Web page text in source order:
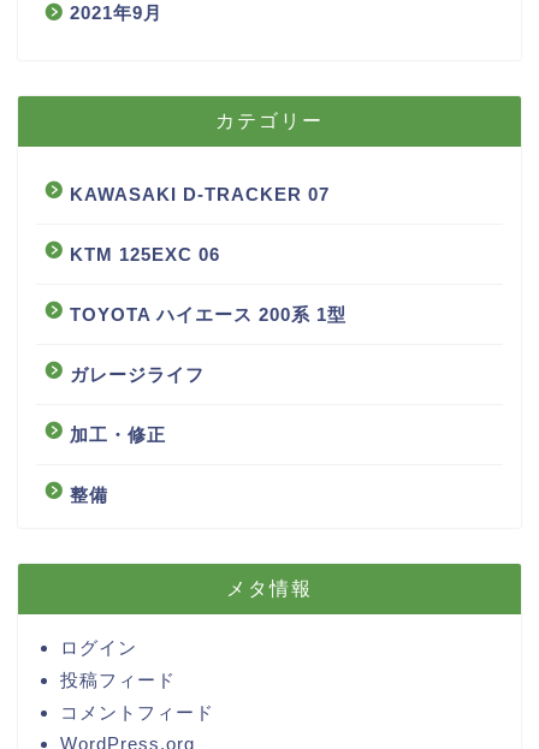
2021年9月
カテゴリー
KAWASAKI D-TRACKER 07
KTM 125EXC 06
TOYOTA ハイエース 200系 1型
ガレージライフ
加工・修正
整備
メタ情報
ログイン
投稿フィード
コメントフィード
WordPress.org